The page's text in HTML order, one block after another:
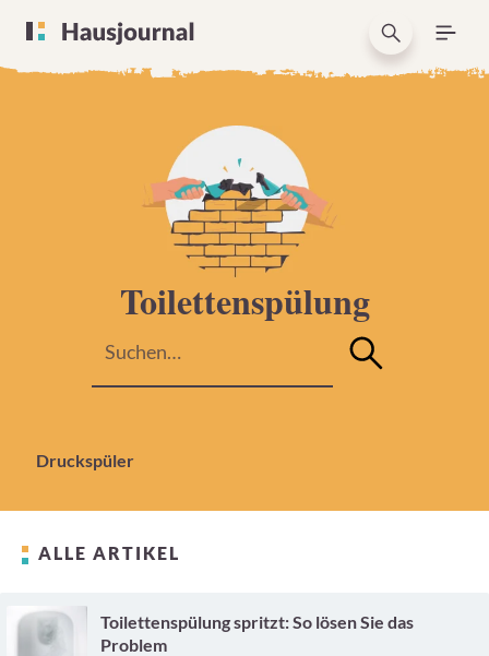
Toilettenspülung
Druckspüler
ALLE ARTIKEL
Toilettenspülung spritzt: So lösen Sie das
Problem